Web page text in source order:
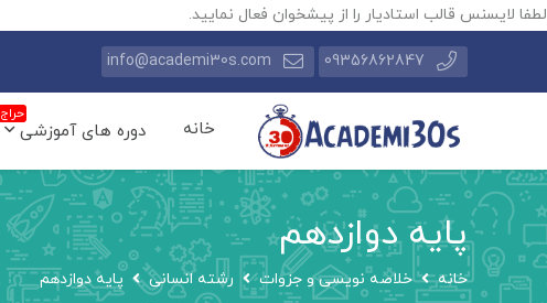
لطفا لایسنس قالب استادیار را از پیشخوان فعال نمایید.
09356862847
info@academi30s.com
خانه دوره های آموزشی
حراج
پایه دوازدهم
خانه خلاصه نویسی و جزوات رشته انسانی پایه دوازدهم